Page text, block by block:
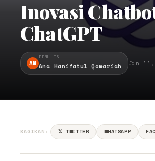
Inovasi
ChatGPT
AN
PENULIS
Ana Hanifatul Qomariah Jan
BAGIKAN: 𝕏 TWITTER WHATSAPP